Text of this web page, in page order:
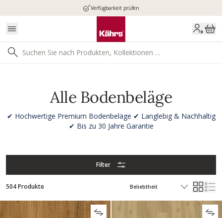
Verfügbarkeit prüfen
Alle Bodenbeläge
✔ Hochwertige Premium Bodenbeläge ✔ Langlebig & Nachhaltig
✔ Bis zu 30 Jahre Garantie
Filter
504 Produkte